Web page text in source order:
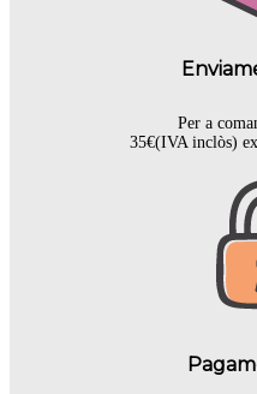
Per a
35€(IVA inclòs)